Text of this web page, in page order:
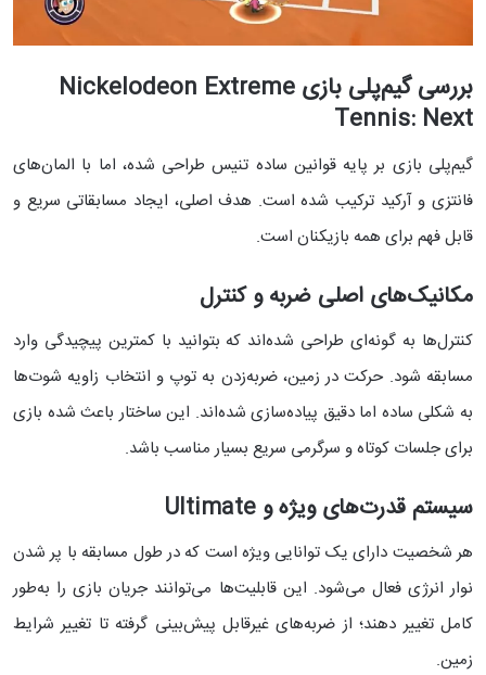
بررسی گیم‌پلی بازی Nickelodeon Extreme
Tennis: Next
گیم‌پلی بازی بر پایه قوانین ساده تنیس طراحی شده، اما با المان‌های
فانتزی و آرکید ترکیب شده است. هدف اصلی، ایجاد مسابقاتی سریع و
قابل فهم برای همه بازیکنان است.
مکانیک‌های اصلی ضربه و کنترل
کنترل‌ها به گونه‌ای طراحی شده‌اند که بتوانید با کمترین پیچیدگی وارد
مسابقه شود. حرکت در زمین، ضربه‌زدن به توپ و انتخاب زاویه شوت‌ها
به شکلی ساده اما دقیق پیاده‌سازی شده‌اند. این ساختار باعث شده بازی
برای جلسات کوتاه و سرگرمی سریع بسیار مناسب باشد.
سیستم قدرت‌های ویژه و Ultimate
هر شخصیت دارای یک توانایی ویژه است که در طول مسابقه با پر شدن
نوار انرژی فعال می‌شود. این قابلیت‌ها می‌توانند جریان بازی را به‌طور
کامل تغییر دهند؛ از ضربه‌های غیرقابل پیش‌بینی گرفته تا تغییر شرایط
زمین.